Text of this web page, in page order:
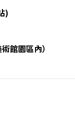
)
館園區內）